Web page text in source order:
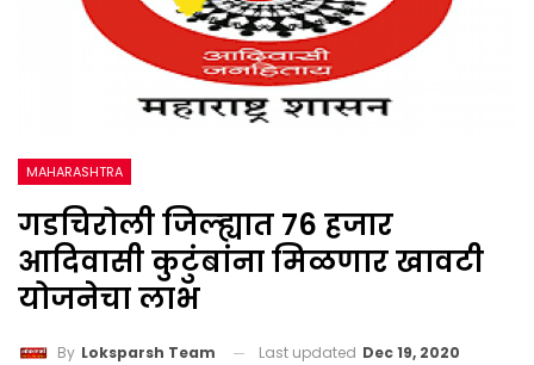
MAHARASHTRA
गडचिरोली जिल्ह्यात 76 हजार
आदिवासी कुटुंबांना मिळणार खावटी
योजनेचा लाभ
By Loksparsh Team Last updated Dec 19, 2020